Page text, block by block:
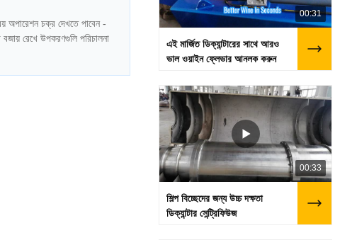
অপারেশন চক্র দেখতে পাবেন -
রেখে উপকরণগুলি পরিচালনা
00:31
এই মার্জিত ডিক্যান্টারের সাথে আরও
ভাল ওয়াইন ফ্লেভার আনলক করুন
00:33
শিল্প বিচ্ছেদের জন্য উচ্চ দক্ষতা
ডিক্যান্টার সেন্ট্রিফিউজ